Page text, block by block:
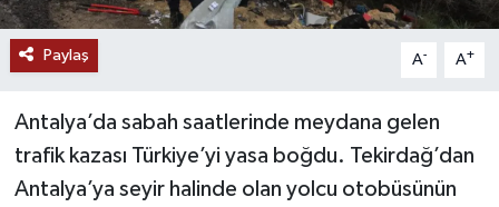
Paylaş A- A+
Antalya’da sabah saatlerinde meydana gelen
trafik kazası Türkiye’yi yasa boğdu. Tekirdağ’dan
Antalya’ya seyir halinde olan yolcu otobüsünün
SPOR
TEKNOLOJİ
YAŞAM